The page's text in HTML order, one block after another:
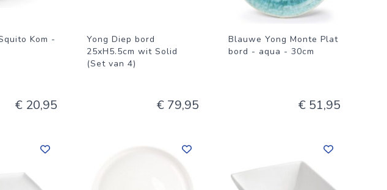
Kom -
€ 20,95
Yong Diep bord
25xH5.5cm wit Solid
(Set van 4)
€ 79,95
Blauwe Yong Monte Plat
bord - aqua - 30cm
€ 51,95